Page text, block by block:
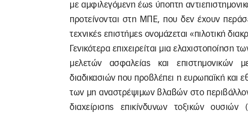
με αμφιλεγόμενη έως ύποπτη
προτείνονται στη ΜΠΕ, που δεν έχουν
τεχνικές επιστήμες ονομάζεται «πιλοτική
Γενικότερα επιχειρείται μια
μελετών ασφαλείας και επιστημονικών
διαδικασιών που προβλέπει η ευρωπαϊκή και
των μη αναστρέψιμων βλαβών στο
διαχείρισης επικίνδυνων τοξικών